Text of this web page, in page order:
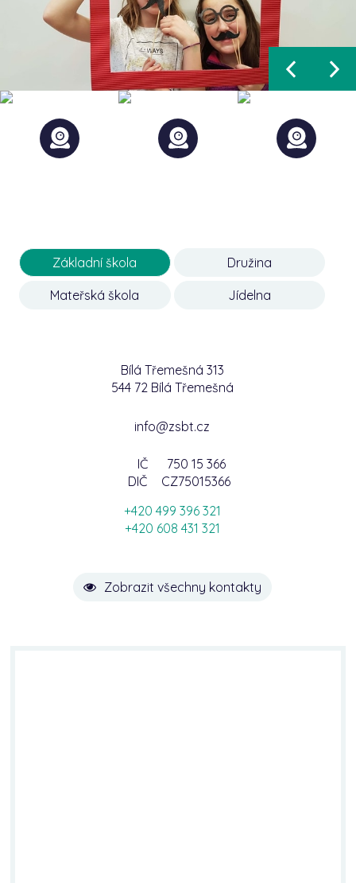
Základní škola Družina
Mateřská škola Jídelna
Bílá Třemešná 313
544 72 Bílá Třemešná
info@zsbt.cz
IČ
750 15 366
DIČ
CZ75015366
+420 499 396 321
+420 608 431 321
Zobrazit všechny kontakty